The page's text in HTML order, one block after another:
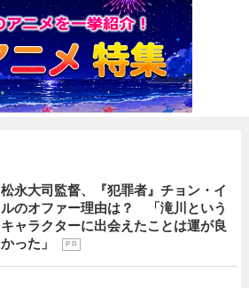
松永大司監督、『犯罪者』チョン・イ
ルのオファー理由は？ 「滝川という
キャラクターに出会えたことは運が良
かった」
P R